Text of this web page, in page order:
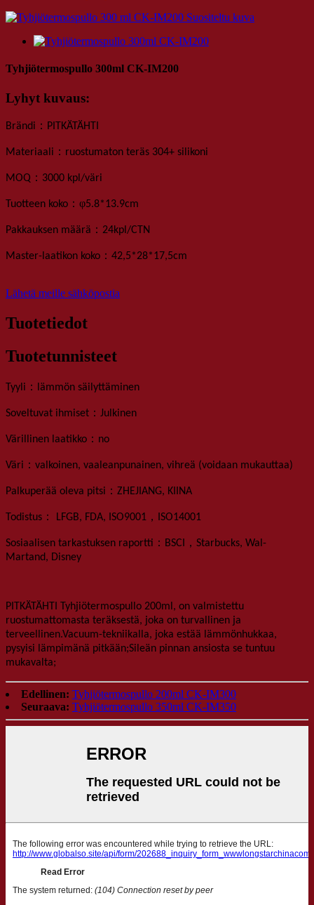
Tyhjiötermospullo 300ml CK-IM200
Lyhyt kuvaus:
Brändi ： PITKÄTÄHTI
Materiaali ： ruostumaton teräs 304+ silikoni
MOQ ： 3000 kpl/väri
Tuotteen koko ： φ5.8*13.9cm
Pakkauksen määrä ： 24kpl/CTN
Master-laatikon koko ： 42,5*28*17,5cm
Lähetä meille sähköpostia
Tuotetiedot
Tuotetunnisteet
Tyyli ： lämmön säilyttäminen
Soveltuvat ihmiset ： Julkinen
Värillinen laatikko ： no
Väri ： valkoinen, vaaleanpunainen, vihreä (voidaan mukauttaa)
Palkuperää oleva pitsi ： ZHEJIANG, KIINA
Todistus ： LFGB, FDA, ISO9001 ， ISO14001
Sosiaalisen tarkastuksen raportti ： BSCI ， Starbucks, Wal-
Martand, Disney
PITKÄTÄHTI Tyhjiötermospullo 200ml , on valmistettu
ruostumattomasta teräksestä, joka on turvallinen ja
terveellinen.Vacuum-tekniikalla, joka estää lämmönhukkaa,
pysyisi lämpimänä pitkään;Sileän pinnan ansiosta se tuntuu
mukavalta;
Edellinen: Tyhjiötermospullo 200ml CK-IM300
Seuraava: Tyhjiötermospullo 350ml CK-IM350